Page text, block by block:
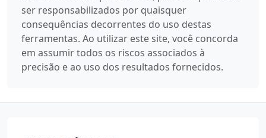
ser responsabilizados por quaisquer
consequências decorrentes do uso destas
ferramentas. Ao utilizar este site, você concorda
em assumir todos os riscos associados à
precisão e ao uso dos resultados fornecidos.